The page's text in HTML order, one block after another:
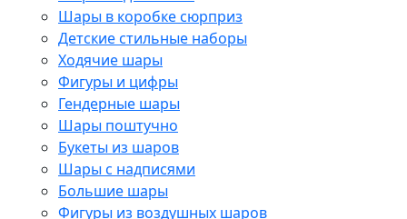
Шары в коробке сюрприз
Детские стильные наборы
Ходячие шары
Фигуры и цифры
Гендерные шары
Шары поштучно
Букеты из шаров
Шары с надписями
Большие шары
Фигуры из воздушных шаров